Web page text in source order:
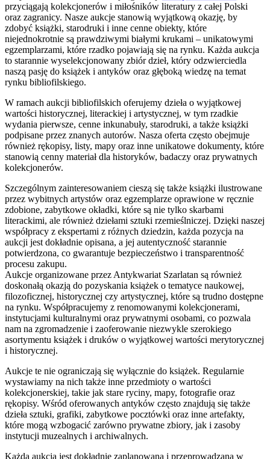
przyciągają kolekcjonerów i miłośników literatury z całej Polski
oraz zagranicy. Nasze aukcje stanowią wyjątkową okazję, by
zdobyć książki, starodruki i inne cenne obiekty, które
niejednokrotnie są prawdziwymi białymi krukami – unikatowymi
egzemplarzami, które rzadko pojawiają się na rynku. Każda aukcja
to starannie wyselekcjonowany zbiór dzieł, który odzwierciedla
naszą pasję do książek i antyków oraz głęboką wiedzę na temat
rynku bibliofilskiego.
W ramach aukcji bibliofilskich oferujemy dzieła o wyjątkowej
wartości historycznej, literackiej i artystycznej, w tym rzadkie
wydania pierwsze, cenne inkunabuły, starodruki, a także książki
podpisane przez znanych autorów. Nasza oferta często obejmuje
również rękopisy, listy, mapy oraz inne unikatowe dokumenty, które
stanowią cenny materiał dla historyków, badaczy oraz prywatnych
kolekcjonerów.
Szczególnym zainteresowaniem cieszą się także książki ilustrowane
przez wybitnych artystów oraz egzemplarze oprawione w ręcznie
zdobione, zabytkowe okładki, które są nie tylko skarbami
literackimi, ale również dziełami sztuki rzemieślniczej. Dzięki naszej
współpracy z ekspertami z różnych dziedzin, każda pozycja na
aukcji jest dokładnie opisana, a jej autentyczność starannie
potwierdzona, co gwarantuje bezpieczeństwo i transparentność
procesu zakupu.
Aukcje organizowane przez Antykwariat Szarlatan są również
doskonałą okazją do pozyskania książek o tematyce naukowej,
filozoficznej, historycznej czy artystycznej, które są trudno dostępne
na rynku. Współpracujemy z renomowanymi kolekcjonerami,
instytucjami kulturalnymi oraz prywatnymi osobami, co pozwala
nam na zgromadzenie i zaoferowanie niezwykle szerokiego
asortymentu książek i druków o wyjątkowej wartości merytorycznej
i historycznej.
Aukcje te nie ograniczają się wyłącznie do książek. Regularnie
wystawiamy na nich także inne przedmioty o wartości
kolekcjonerskiej, takie jak stare ryciny, mapy, fotografie oraz
rękopisy. Wśród oferowanych antyków często znajdują się także
dzieła sztuki, grafiki, zabytkowe pocztówki oraz inne artefakty,
które mogą wzbogacić zarówno prywatne zbiory, jak i zasoby
instytucji muzealnych i archiwalnych.
Każda aukcja jest dokładnie zaplanowana i przeprowadzana w